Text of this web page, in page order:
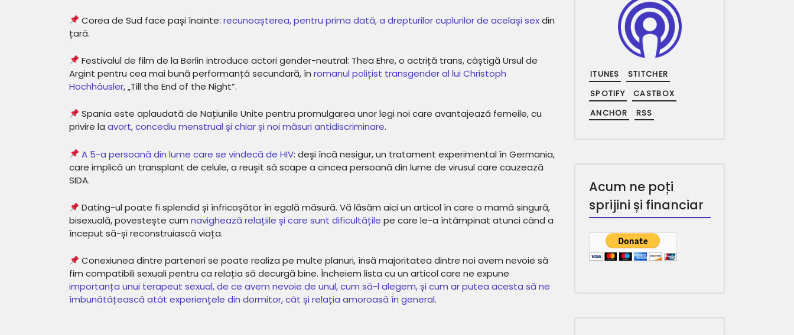
Corea de Sud face pași înainte:recunoașterea, pentru prima dată, a drepturilor cuplurilor de același sexdin
țară.
Festivalul de film de la Berlin introduce actori gender-neutral: Thea Ehre, o actriță trans, câștigă Ursul de
Argint pentru cea mai bună performanță secundară, în romanul polițist transgender al lui Christoph
Hochhäusler, „Till the End of the Night”.
Spania este aplaudată de Națiunile Unite pentru promulgarea unor legi noi care avantajează femeile, cu
privire la avort, concediu menstrual și chiar și noi măsuri antidiscriminare.
A 5-a persoană din lume care se vindecă de HIV: deși încă nesigur, un tratament experimental în Germania,
care implică un transplant de celule, a reușit să scape a cincea persoană din lume de virusul care cauzează
SIDA.
Dating-ul poate fi splendid și înfricoșător în egală măsură. Vă lăsăm aici un articol în care o mamă singură,
bisexuală, povestește cum navighează relațiile și care sunt dificultățile pe care le-a întâmpinat atunci când a
început să-și reconstruiască viața.
Conexiunea dintre parteneri se poate realiza pe multe planuri, însă majoritatea dintre noi avem nevoie să
fim compatibili sexuali pentru ca relația să decurgă bine. Încheiem lista cu un articol care ne expune
importanța unui terapeut sexual, de ce avem nevoie de unul, cum să-l alegem, și cum ar putea acesta să ne
îmbunătățească atât experiențele din dormitor, cât și relația amoroasă în general.
ITUNES
STITCHER
SPOTIFY
CASTBOX
ANCHOR
RSS
Acum ne poți
sprijini și financiar